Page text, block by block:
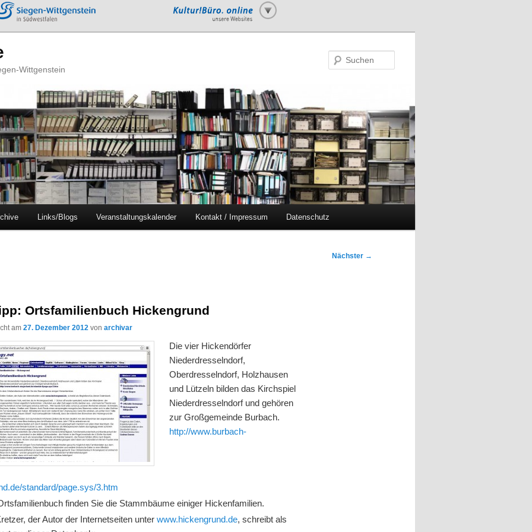
Wittgenstein
Links/Blogs Veranstaltungskalender Kontakt / Impressum Datenschutz
Nächster →
Ortsfamilienbuch Hickengrund
am27. Dezember 2012 vonarchivar
Die vier Hickendörfer
Niederdresselndorf,
Oberdresselndorf, Holzhausen
und Lützeln bilden das Kirchspiel
Niederdresselndorf und gehören
zur Großgemeinde Burbach.
http://www.burbach-
standard/page.sys/3.htm
finden Sie die Stammbäume einiger Hickenfamilien.
der Autor der Internetseiten unterwww.hickengrund.de, schreibt als